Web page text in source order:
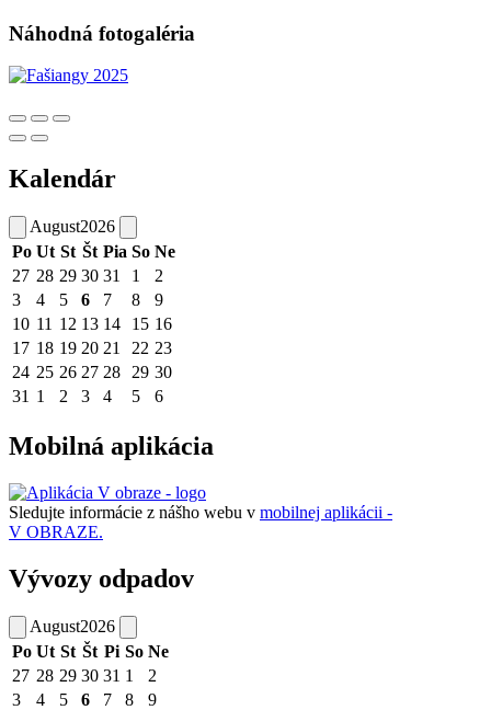
Náhodná fotogaléria
Kalendár
August2026
Po Ut St Št Pia So Ne
27 28 29 30 31 1
2
3
4 5 6 7 8
9
10 11 12 13 14 15 16
17 18 19 20 21 22 23
24 25 26 27 28 29 30
31 1 2 3 4 5 6
Mobilná aplikácia
Sledujte informácie z nášho webu v mobilnej aplikácii -
V OBRAZE.
Vývozy odpadov
August2026
Po Ut St Št Pi So Ne
27 28 29 30 31 1
2
3
4 5 6 7 8
9